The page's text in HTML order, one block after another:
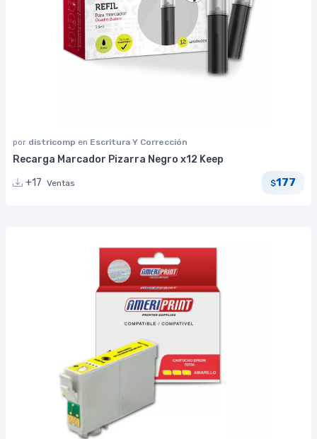
por districomp en Escritura Y Corrección
Recarga Marcador Pizarra Negro x12 Keep
+17 Ventas $177